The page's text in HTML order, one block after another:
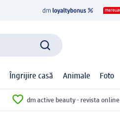
Îngrijire casă Animale Foto
dm active beauty - revista